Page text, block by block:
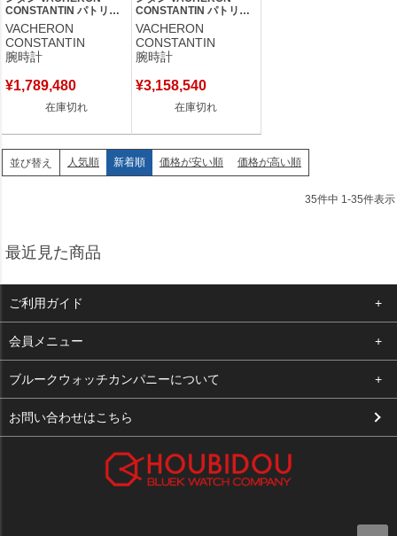
CONSTANTIN パトリモ
ニー マニュアルワインデ
ィング 1110U/000G-
B086 K18WG無垢 メン
ズ 腕時計手巻き シルバ
VACHERON
CONSTANTIN
腕時計
¥1,789,480
在庫切れ
CONSTANTIN パトリモ
ニー ムーンフェイズ レ
トログラード デイト
4010U/000G-B330 メン
ズ 腕時計自動巻き シル
VACHERON
CONSTANTIN
腕時計
¥3,158,540
在庫切れ
並び替え 人気順 新着順 価格が安い順 価格が高い順
35件中 1-35件表示
最近見た商品
ご利用ガイド
よくある質問
支払い・送料
お客様の声
会員メニュー
ログイン
お気に入り
ブルークウォッチカンパニーについて
会社概要
お問い合わせはこちら